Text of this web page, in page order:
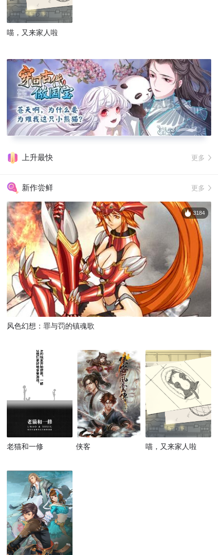
喵，又来家人啦
上升最快 更多
新作尝鲜 更多
风色幻想：罪与罚的镇魂歌
3184
老猫和一修 侠客 喵，又来家人啦